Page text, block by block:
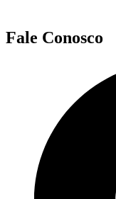
Fale Conosco